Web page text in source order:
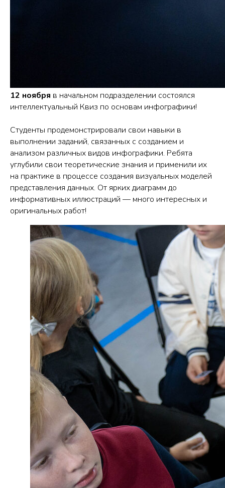
12 ноября в начальном подразделении состоялся
интеллектуальный Квиз по основам инфографики!
Студенты продемонстрировали свои навыки в
выполнении заданий, связанных с созданием и
анализом различных видов инфографики. Ребята
углубили свои теоретические знания и применили их
на практике в процессе создания визуальных моделей
представления данных. От ярких диаграмм до
информативных иллюстраций — много интересных и
оригинальных работ!